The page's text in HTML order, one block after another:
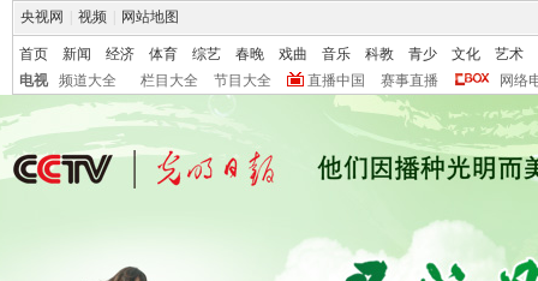
央视网 视频 网站地图
首页 新闻 经济 体育 综艺 春晚 戏曲 音乐 科教 青少 文化
艺术
电视
频道大全 栏目大全 节目大全 直播中国 赛事直播 网络